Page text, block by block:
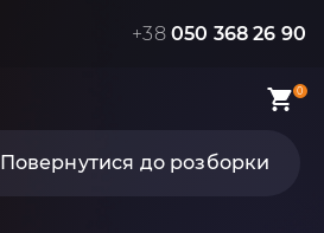
+38 050 368 26 90
0
Повернутися до розборки